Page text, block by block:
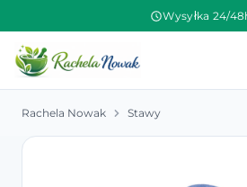
Wysyłka 24/
Rachela Nowak Stawy